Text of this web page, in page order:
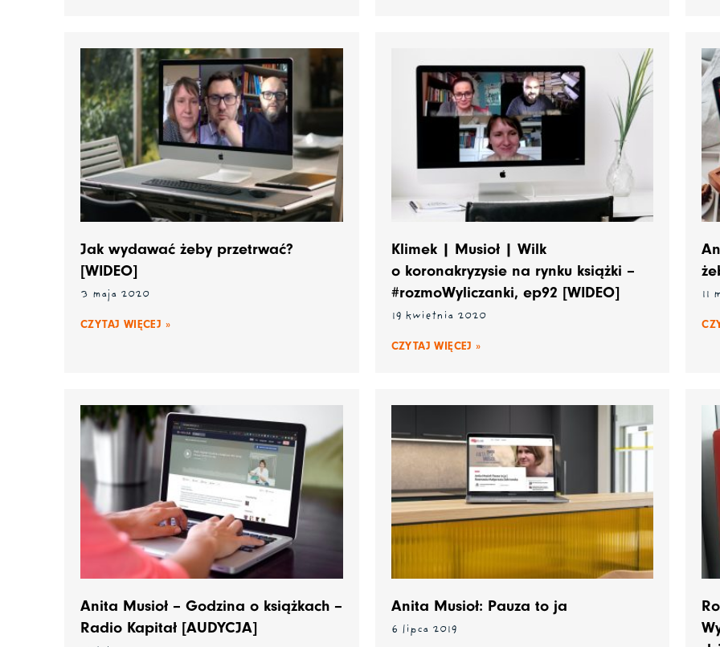
Jak wydawać żeby przetrwać?
[WIDEO]
3 maja 2020
CZYTAJ WIĘCEJ »
Klimek | Musioł | Wilk
o koronakryzysie na rynku książki –
#rozmoWyliczanki, ep92 [WIDEO]
19 kwietnia 2020
CZYTAJ WIĘCEJ »
11
Anita Musioł – Godzina o książkach –
Radio Kapitał [AUDYCJA]
Anita Musioł: Pauza to ja
6 lipca 2019